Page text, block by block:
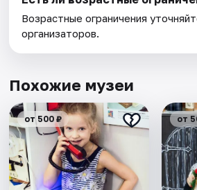
Возрастные ограничения
организаторов.
Похожие музеи
от 500 ₽ от